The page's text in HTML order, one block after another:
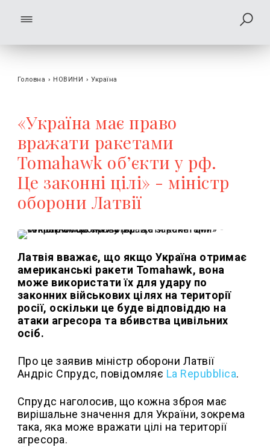
Головна › НОВИНИ › Україна
«Україна має право
вражати ракетами
Tomahawk об’єкти у рф.
Це законні цілі» - міністр
оборони Латвії
Латвія вважає, що якщо Україна отримає
американські ракети Tomahawk, вона
може використати їх для удару по
законних військових цілях на території
росії, оскільки це буде відповіддю на
атаки агресора та вбивства цивільних
осіб.
Про це заявив міністр оборони Латвії
Андріс Спрудс, повідомляє La Repubblica.
Спрудс наголосив, що кожна зброя має
вирішальне значення для України, зокрема
така, яка може вражати цілі на території
агресора.